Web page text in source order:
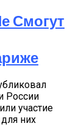
Смогут
России
участие
них